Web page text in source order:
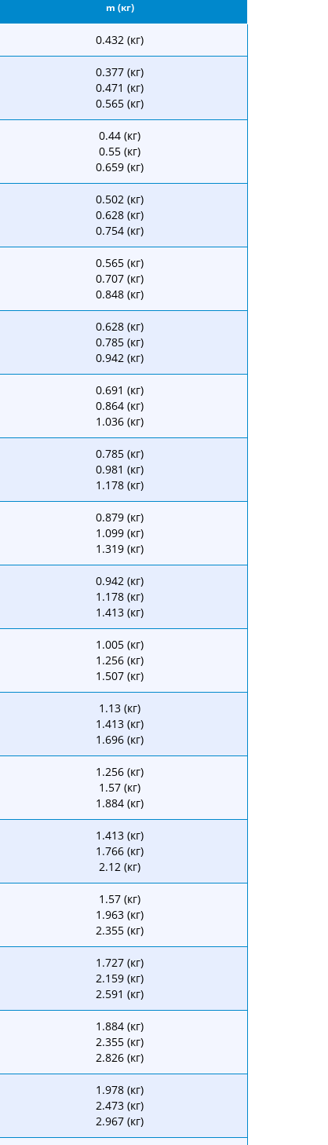
m (кг)
0.432 (кг)
0.377 (кг)
0.471 (кг)
0.565 (кг)
0.44 (кг)
0.55 (кг)
0.659 (кг)
0.502 (кг)
0.628 (кг)
0.754 (кг)
0.565 (кг)
0.707 (кг)
0.848 (кг)
0.628 (кг)
0.785 (кг)
0.942 (кг)
0.691 (кг)
0.864 (кг)
1.036 (кг)
0.785 (кг)
0.981 (кг)
1.178 (кг)
0.879 (кг)
1.099 (кг)
1.319 (кг)
0.942 (кг)
1.178 (кг)
1.413 (кг)
1.005 (кг)
1.256 (кг)
1.507 (кг)
1.13 (кг)
1.413 (кг)
1.696 (кг)
1.256 (кг)
1.57 (кг)
1.884 (кг)
1.413 (кг)
1.766 (кг)
2.12 (кг)
1.57 (кг)
1.963 (кг)
2.355 (кг)
1.727 (кг)
2.159 (кг)
2.591 (кг)
1.884 (кг)
2.355 (кг)
2.826 (кг)
1.978 (кг)
2.473 (кг)
2.967 (кг)